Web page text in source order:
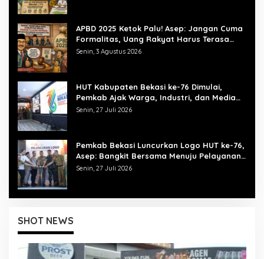
APBD 2025 Ketok Palu! Asep: Jangan Cuma
Formalitas, Uang Rakyat Harus Terasa
Manfaatnya
Senin, 3 Agustus 2026
HUT Kabupaten Bekasi ke-76 Dimulai,
Pemkab Ajak Warga, Industri, dan Media
Kibarkan Semangat “Bangkit Bersama”
Senin, 27 Juli 2026
Pemkab Bekasi Luncurkan Logo HUT ke-76,
Asep: Bangkit Bersama Menuju Pelayanan
yang Lebih Baik
Senin, 27 Juli 2026
SHOT NEWS